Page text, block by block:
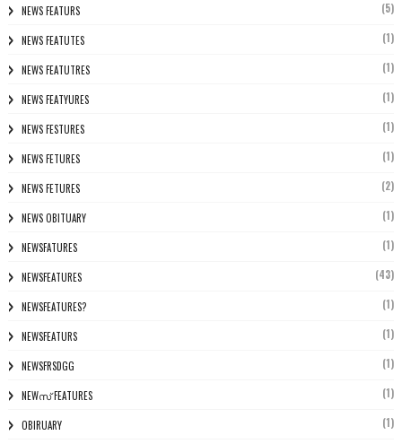
NEWS FEATURS (5)
NEWS FEATUTES (1)
NEWS FEATUTRES (1)
NEWS FEATYURES (1)
NEWS FESTURES (1)
NEWS FETURES (1)
NEWS FETURES (2)
NEWS OBITUARY (1)
NEWSFATURES (1)
NEWSFEATURES (43)
NEWSFEATURES? (1)
NEWSFEATURS (1)
NEWSFRSDGG (1)
NEWസ് FEATURES (1)
OBIRUARY (1)